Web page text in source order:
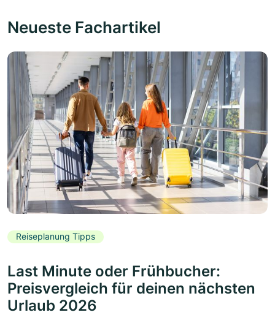
Neueste Fachartikel
Reiseplanung Tipps
Last Minute oder Frühbucher:
Preisvergleich für deinen nächsten
Urlaub 2026